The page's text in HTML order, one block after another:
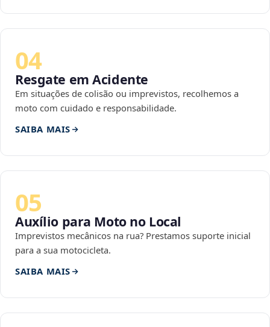
04
Resgate em Acidente
Em situações de colisão ou imprevistos, recolhemos a
moto com cuidado e responsabilidade.
SAIBA MAIS
05
Auxílio para Moto no Local
Imprevistos mecânicos na rua? Prestamos suporte inicial
para a sua motocicleta.
SAIBA MAIS